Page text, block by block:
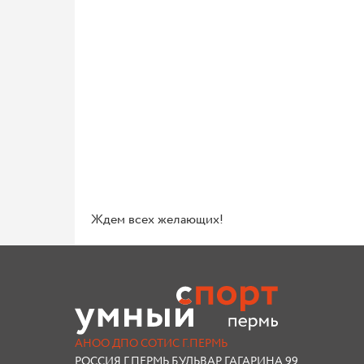
Ждем всех желающих!
АНОО ДПО СОТИС Г.ПЕРМЬ